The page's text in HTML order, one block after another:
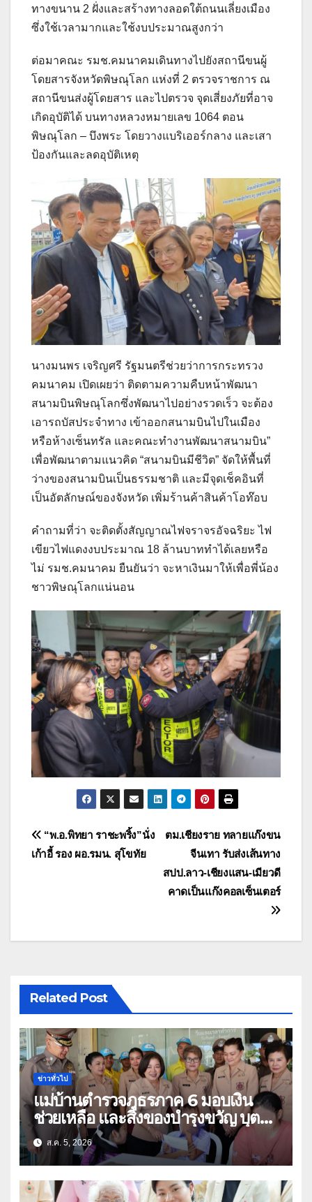
ทางขนาน 2 ฝั่งและสร้างทางลอดใต้ถนนเลี่ยงเมือง
ซึ่งใช้เวลามากและใช้งบประมาณสูงกว่า
ต่อมาคณะ รมช.คมนาคมเดินทางไปยังสถานีขนผู้
โดยสารจังหวัดพิษณุโลก แห่งที่ 2 ตรวจราชการ ณ
สถานีขนส่งผู้โดยสาร และไปตรวจ จุดเสี่ยงภัยที่อาจ
เกิดอุบัติได้ บนทางหลวงหมายเลข 1064 ตอน
พิษณุโลก – บึงพระ โดยวางแบริเออร์กลาง และเสา
ป้องกันและลดอุบัติเหตุ
นางมนพร เจริญศรี รัฐมนตรีช่วยว่าการกระทรวง
คมนาคม เปิดเผยว่า ติดตามความคืบหน้าพัฒนา
สนามบินพิษณุโลกซึ่งพัฒนาไปอย่างรวดเร็ว จะต้อง
เอารถบัสประจำทาง เข้าออกสนามบินไปในเมือง
หรือห้างเซ็นทรัล และคณะทำงานพัฒนาสนามบิน”
เพื่อพัฒนาตามแนวคิด “สนามบินมีชีวิต” จัดให้พื้นที่
ว่างของสนามบินเป็นธรรมชาติ และมีจุดเช็คอินที่
เป็นอัตลักษณ์ของจังหวัด เพิ่มร้านค้าสินค้าโอท๊อบ
คำถามที่ว่า จะติดตั้งสัญญาณไฟจราจรอัจฉริยะ ไฟ
เขียวไฟแดงงบประมาณ 18 ล้านบาททำได้เลยหรือ
ไม่ รมช.คมนาคม ยืนยันว่า จะหาเงินมาให้เพื่อพี่น้อง
ชาวพิษณุโลกแน่นอน
แนะแนว
ตม.เชียงราย ทลายแก๊งขน
จีนเทา รับส่งเส้นทาง
สปป.ลาว-เชียงแสน-เมียวดี
คาดเป็นแก๊งคอลเซ็นเตอร์
“พ.อ.พิทยา ราชะพริ้ง”นั่ง
เก้าอี้ รอง ผอ.รมน. สุโขทัย
Related Post
ข่าวทั่วไป
แม่บ้านตำรวจภูธรภาค 6 มอบเงิน
ช่วยเหลือ และสิ่งของบำรุงขวัญ บุตร-
ธิดา ข้าราชการตำรวจจังหวัด
อุทัยธานี
ส.ค. 5, 2026